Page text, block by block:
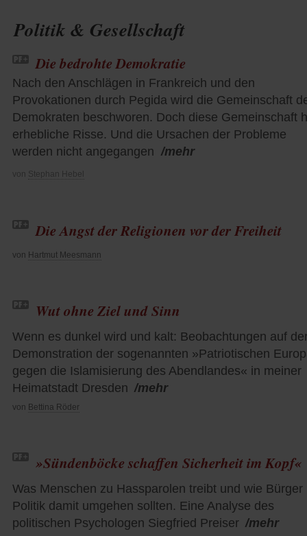
Politik & Gesellschaft
Die bedrohte Demokratie
Nach den Anschlägen in Frankreich und den
Provokationen durch Pegida wird die Gemeinschaft
Demokraten beschworen. Doch diese Gemeinschaft
erhebliche Risse. Und die Ursachen der Probleme
werden nicht angegangen /mehr
von Stephan Hebel
Die Angst der Religionen vor der Freiheit
von Hartmut Meesmann
Wut ohne Ziel und Sinn
Wenn es dunkel wird und kalt: Beobachtungen auf
Demonstration der sogenannten »Patriotischen
gegen die Islamisierung des Abendlandes« in meiner
Heimatstadt Dresden /mehr
von Bettina Röder
»Sündenböcke schaffen Sicherheit im Kopf«
Was Menschen zu Hassparolen treibt und wie Bürger
Politik damit umgehen sollten. Eine Analyse des
politischen Psychologen Siegfried Preiser /mehr